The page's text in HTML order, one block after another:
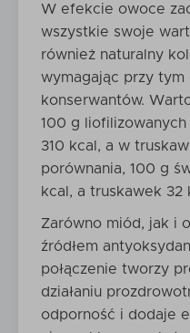
W efekcie owoce
wszystkie swoje
również naturalny
wymagając przy tym
konserwantów.
100 g liofilizowanych
310 kcal, a w
porównania, 100 g
kcal, a truskawek 32
Zarówno miód, jak i
źródłem
połączenie tworzy
działaniu
odporność i dodaje